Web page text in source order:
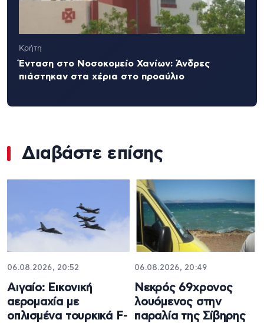
Κρήτη
Ένταση στο Νοσοκομείο Χανίων: Άνδρες
πιάστηκαν στα χέρια στο προαύλιο
Διαβάστε επίσης
06.08.2026, 20:52
Αιγαίο: Εικονική
αερομαχία με
οπλισμένα τουρκικά F-
06.08.2026, 20:49
Νεκρός 69χρονος
λουόμενος στην
παραλία της Σίβηρης